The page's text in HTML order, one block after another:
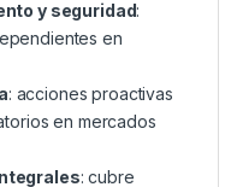
y seguridad:
en
: acciones proactivas
en mercados
: cubre